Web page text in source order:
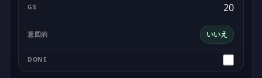
いいえ
20